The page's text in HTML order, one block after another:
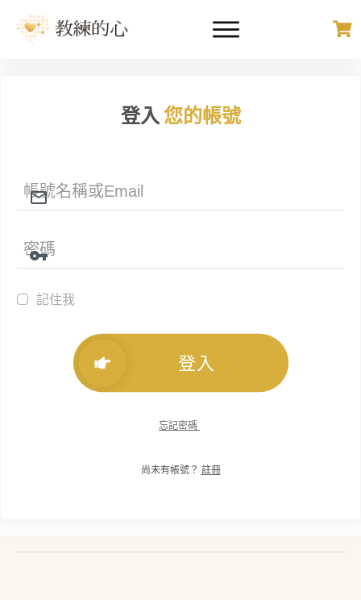
登入您的帳號
記住我
登入
忘記密碼
尚未有帳號？ 註冊